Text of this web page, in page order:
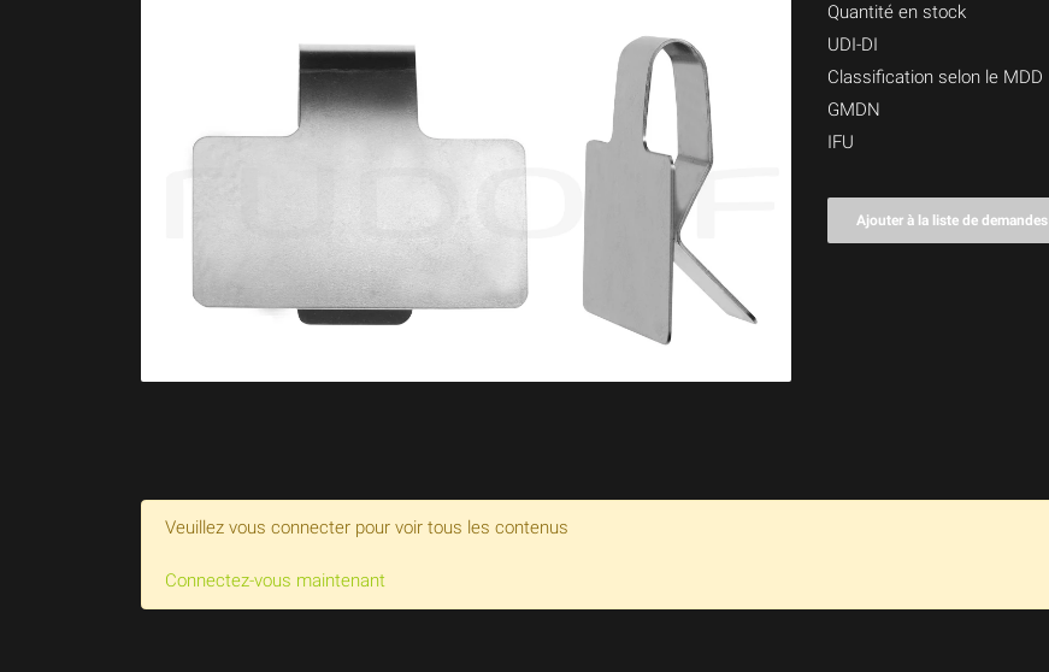
Quantité en stock
UDI-DI
Classification selon le MDD
GMDN
IFU
Ajouter à la liste de demandes
Veuillez vous connecter pour voir tous les contenus
Connectez-vous maintenant